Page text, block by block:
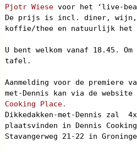
Pjotr Wiese voor het ‘live-
De prijs is incl. diner,
koffie/thee en natuurlijk het
U bent welkom vanaf 18.45. Om
tafel.
Aanmelding voor de premiere
met-Dennis kan via de website
Cooking Place.
Dikkedakken-met-Dennis zal
plaatsvinden in Dennis
Stavangerweg 21-22 in